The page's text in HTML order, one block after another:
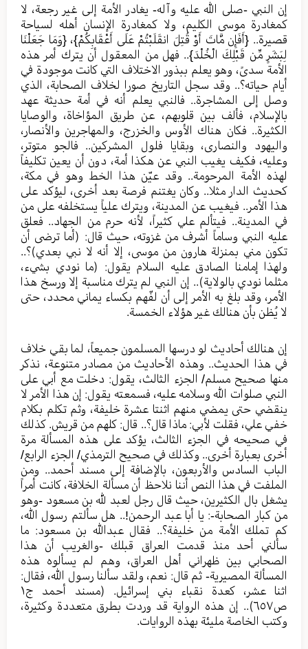
إن النبي -صلى الله عليه وآله- يغادر الأمة إلى غير رجعة، لا
كمغادرة موسى الكليم، ولا كمغادرة الإنسان أهله لسياحة
قصيرة.. {أَفَإِن مَّاتَ أَوْ قُتِلَ انقَلَبْتُمْ عَلَى أَعْقَابِكُمْ}، {وَمَا جَعَلْنَا
لِبَشَرٍ مِّن قَبْلِكَ الْخُلْدَ}.. فهل من المعقول أن يترك أمر هذه
الأمة سدىً، وهو يعلم ببذور الاختلاف التي كانت موجودة في
أيام حياته؟.. وقد سجل التاريخ صورا لخلاف الصحابة، الذي
وصل إلى المشاجرة.. فالنبي يعلم أنه في أمة حديثة عهد
بالإسلام، فألف بين قلوبهم، عن طريق المؤاخاة، والوصايا
الكثيرة.. فكان هناك الأوس والخزرج، والمهاجرين والأنصار،
واليهود والنصارى، وبقايا فلول المشركين.. فالجو متوتر،
وعليه، فكيف يغيب النبي عن هكذا أمة، دون أن يعين تكليفاً
لهذه الأمة المرحومة.. وقد عيّن هذا الخط وهو في مكة،
كحديث الدار مثلا.. وكان يغتنم فرصة بعد أخرى، ليؤكد على
هذا الأمر.. فيغيب عن المدينة، ويترك علياً يستخلفه على من
في المدينة.. فيتألم علي كثيراً، لأنه حرم من الجهاد.. فعلق
عليه النبي وساماً أشرف من غزوته، حيث قال: (أما ترضى أن
تكون مني بمنزلة هارون من موسى، إلا أنه لا نبي بعدي)؟..
ولهذا إمامنا الصادق عليه السلام يقول: (ما نودي بشيء،
مثلما نودي بالولاية).. إن النبي لم يترك مناسبة إلا ورسخ هذا
الأمر، وقد بلغ به الأمر إلى أن لفّهم بكساء يماني محدد، حتى
لا يُظن بأن هنالك غير هؤلاء الخمسة.
إن هنالك أحاديث لو درسها المسلمون جميعاً، لما بقي خلاف
في هذا الحديث.. وهذه الأحاديث من مصادر متنوعة، نذكر
منها صحيح مسلم/ الجزء الثالث، يقول: دخلت مع أبي على
النبي صلوات الله وسلامه عليه، فسمعته يقول: إن هذا الأمر لا
ينقضي حتى يمضي منهم اثنتا عشرة خليفة، وثم تكلم بكلام
خفي علي، فقلت لأبي: ماذا قال؟.. قال: كلهم من قريش. كذلك
في صحيحه في الجزء الثالث، يؤكد على هذه المسألة مرة
أخرى بعبارة أخرى.. وكذلك في صحيح الترمذي/ الجزء الرابع/
الباب السادس والأربعون، بالإضافة إلى مسند أحمد.. ومن
الملفت في هذا النص أننا نلاحظ أن مسألة الخلافة، كانت أمراً
يشغل بال الكثيرين، حيث قال رجل لعبد لله بن مسعود -وهو
من كبار الصحابة-: يا أبا عبد الرحمن!.. هل سألتم رسول الله،
كم تملك الأمة من خليفة؟.. فقال عبدالله بن مسعود: ما
سألني أحد منذ قدمت العراق قبلك -والغريب أن هذا
الصحابي بين ظهراني أهل العراق، وهم لم يسألوه هذه
المسألة المصيرية- ثم قال: نعم، ولقد سألنا رسول الله، فقال:
اثنا عشر، كعدة نقباء بني إسرائيل. (مسند أحمد ج١
ص٦٥٧).. إن هذه الرواية قد وردت بطرق متعددة وكثيرة،
وكتب الخاصة مليئة بهذه الروايات.